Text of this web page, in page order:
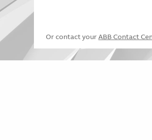
Or contact your ABB Contact